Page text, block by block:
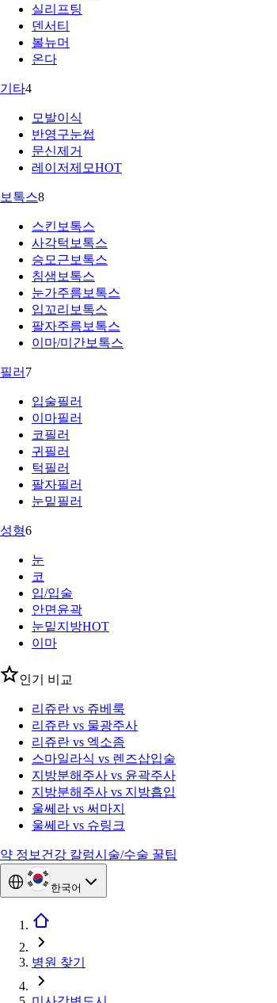
실리프팅
덴서티
볼뉴머
온다
기타4
모발이식
반영구눈썹
문신제거
레이저제모HOT
보톡스8
스킨보톡스
사각턱보톡스
승모근보톡스
침샘보톡스
눈가주름보톡스
입꼬리보톡스
팔자주름보톡스
이마/미간보톡스
필러 7
입술필러
이마필러
코필러
귀필러
턱필러
팔자필러
눈밑필러
성형6
눈
코
입/입술
안면윤곽
눈밑지방HOT
이마
인기 비교
리쥬란 vs 쥬베룩
리쥬란 vs 물광주사
리쥬란 vs 엑소좀
스마일라식 vs 렌즈삽입술
지방분해주사 vs 윤곽주사
지방분해주사 vs 지방흡입
울쎄라 vs 써마지
울쎄라 vs 슈링크
약 정보 건강 칼럼시술/수술 꿀팁
한국어
병원 찾기